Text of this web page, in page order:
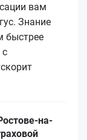
вам
Знание
быстрее
с
на-